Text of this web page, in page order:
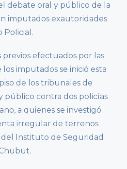
debate oral y público de la
imputados exautoridades
Policial.
efectuados por las
imputados se inició esta
de los tribunales de
público contra dos policías
a quienes se investigó
irregular de terrenos
Instituto de Seguridad